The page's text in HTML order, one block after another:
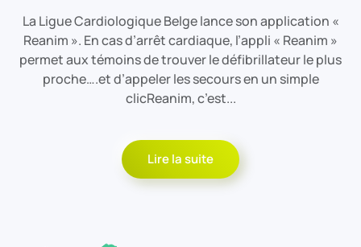
La Ligue Cardiologique Belge lance son application «
Reanim ». En cas d’arrêt cardiaque, l’appli « Reanim »
permet aux témoins de trouver le défibrillateur le plus
proche….et d’appeler les secours en un simple
clicReanim, c’est...
Lire la suite